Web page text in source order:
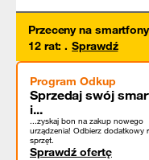
Przeceny na
12 rat: . Sprawdź
Program Odkup
Sprzedaj swój
i...
...zyskaj bon na zakup nowego
urządzenia! Odbierz dodatkowy
sprzęt.
Sprawdź ofertę